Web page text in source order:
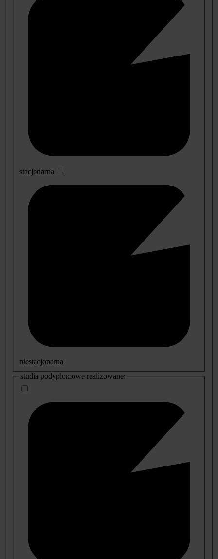
stacjonarna
niestacjonarna
studia podyplomowe realizowane: